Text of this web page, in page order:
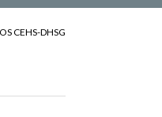
CEHS-DHSG